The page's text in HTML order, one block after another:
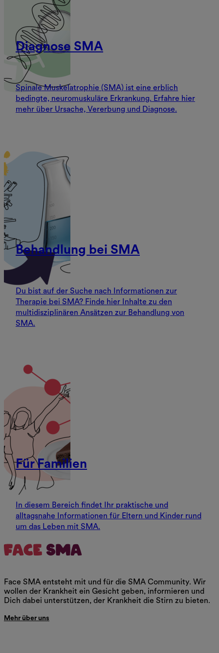
Diagnose SMA
Spinale Muskelatrophie (SMA) ist eine erblich
bedingte, neuromuskuläre Erkrankung. Erfahre hier
mehr über Ursache, Vererbung und Diagnose.
Behandlung bei SMA
Du bist auf der Suche nach Informationen zur
Therapie bei SMA? Finde hier Inhalte zu den
multidisziplinären Ansätzen zur Behandlung von
SMA.
Für Familien
In diesem Bereich findet Ihr praktische und
alltagsnahe Informationen für Eltern und Kinder rund
um das Leben mit SMA.
Face SMA entsteht mit und für die SMA Community. Wir
wollen der Krankheit ein Gesicht geben, informieren und
Dich dabei unterstützen, der Krankheit die Stirn zu bieten.
Mehr über uns